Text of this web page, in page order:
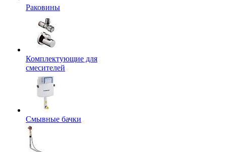
Раковины
Комплектующие для
смесителей
Смывные бачки